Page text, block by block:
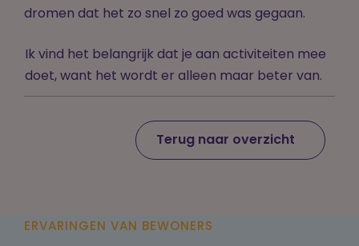
dromen dat het zo snel zo goed was gegaan.
Ik vind het belangrijk dat je aan activiteiten mee
doet, want het wordt er alleen maar beter van.
Terug naar overzicht
ERVARINGEN VAN BEWONERS